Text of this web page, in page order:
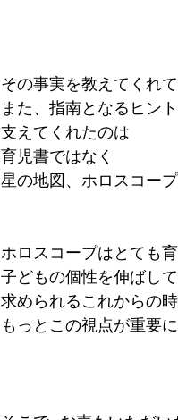
その事実を教えてくれて
また、指南となるヒン
支えてくれたのは
育児書ではなく
星の地図、ホロスコープ
ホロスコープはとても育
子どもの個性を伸ばし
求められるこれからの
もっとこの視点が重要